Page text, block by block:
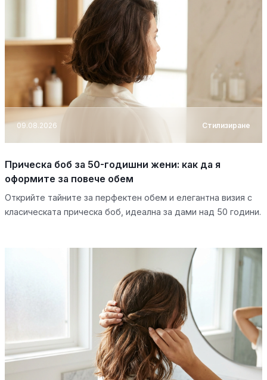
09.08.2026 Стилизиране
Прическа боб за 50-годишни жени: как да я
оформите за повече обем
Открийте тайните за перфектен обем и елегантна визия с
класическата прическа боб, идеална за дами над 50 години.